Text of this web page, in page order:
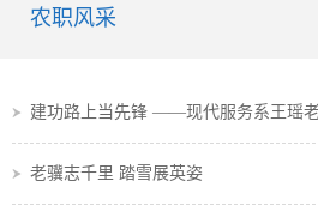
农职风采
老骥志千里 踏雪展英姿